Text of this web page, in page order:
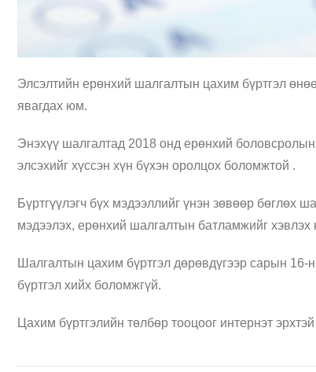
Элсэлтийн ерөнхий шалгалтын цахим бүртгэл
явагдах юм.
Энэхүү шалгалтад 2018 онд ерөнхий боловсролын
элсэхийг хүссэн хүн бүхэн оролцох боломжтой .
Бүртгүүлэгч бүх мэдээллийг үнэн зөвөөр бөглөх
мэдээлэх, ерөнхий шалгалтын батламжийг хэвлэх
Шалгалтын цахим бүртгэл дөрөвдүгээр сарын 16-
бүртгэл хийх боломжгүй.
Цахим бүртгэлийн төлбөр тооцоог интернэт